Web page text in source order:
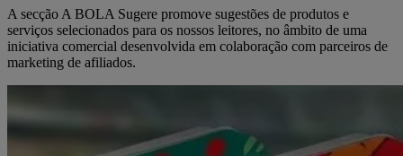
A secção A BOLA Sugere promove sugestões de produtos e
serviços selecionados para os nossos leitores, no âmbito de uma
iniciativa comercial desenvolvida em colaboração com parceiros de
marketing de afiliados.